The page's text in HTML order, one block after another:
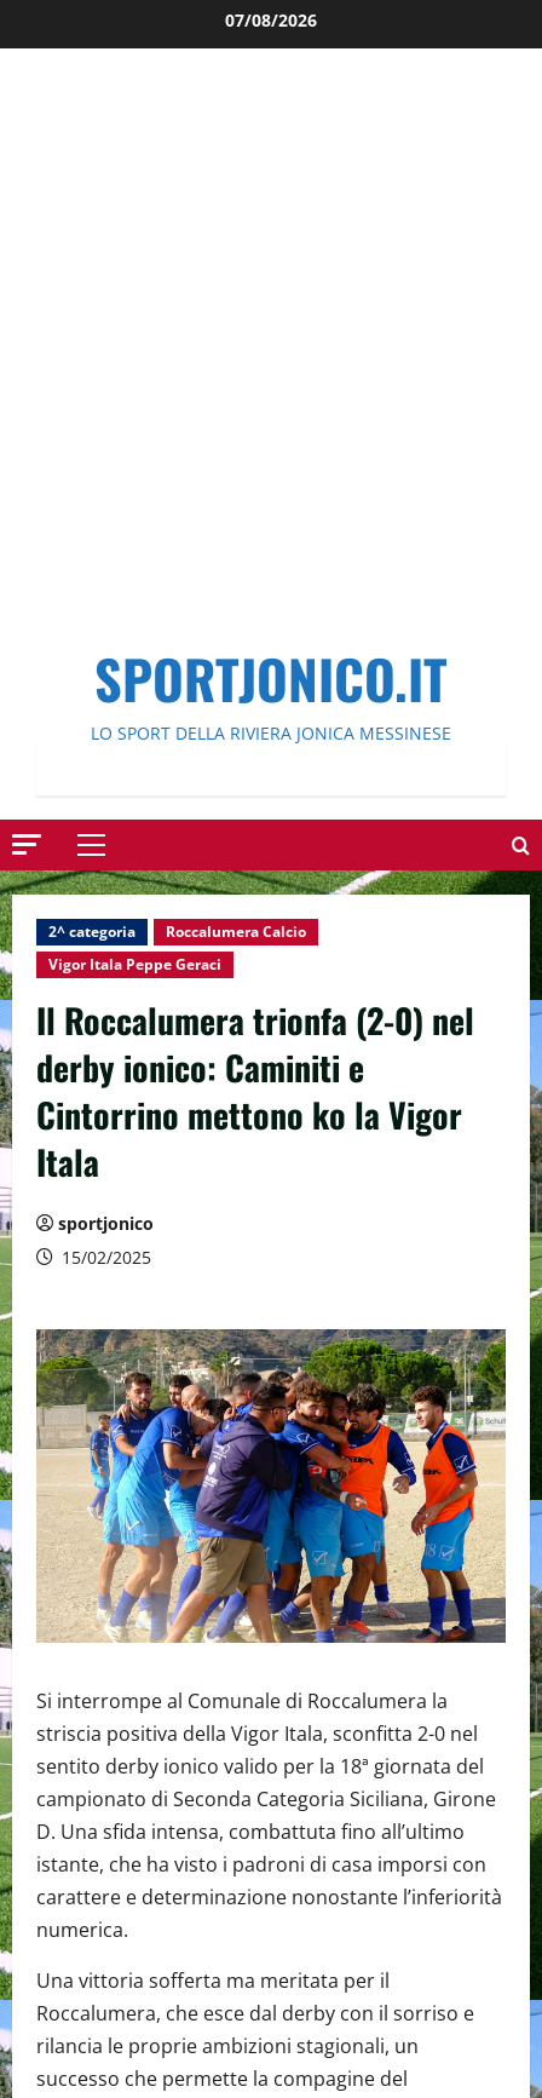
al
07/08/2026
SPORTJONICO.IT
LO SPORT DELLA RIVIERA JONICA MESSINESE
Menu
principale
2^ categoria
Roccalumera Calcio
Vigor Itala Peppe Geraci
Il Roccalumera trionfa (2-0) nel
derby ionico: Caminiti e
Cintorrino mettono ko la Vigor
Itala
sportjonico
15/02/2025
Si interrompe al Comunale di Roccalumera la
striscia positiva della Vigor Itala, sconfitta 2-0 nel
sentito derby ionico valido per la 18ª giornata del
campionato di Seconda Categoria Siciliana, Girone
D. Una sfida intensa, combattuta fino all’ultimo
istante, che ha visto i padroni di casa imporsi con
carattere e determinazione nonostante l’inferiorità
numerica.
Una vittoria sofferta ma meritata per il
Roccalumera, che esce dal derby con il sorriso e
rilancia le proprie ambizioni stagionali, un
successo che permette la compagine del